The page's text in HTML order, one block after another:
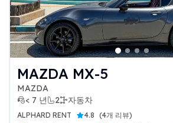
MAZDA MX-5
MAZDA
< 7 년
2 자동차
보험 1종 포함
ALPHARD RENT 4.8 (4개 리뷰)